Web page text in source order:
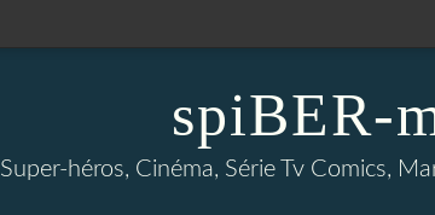
spiBER-
Super-héros, Cinéma, Série Tv Comics,